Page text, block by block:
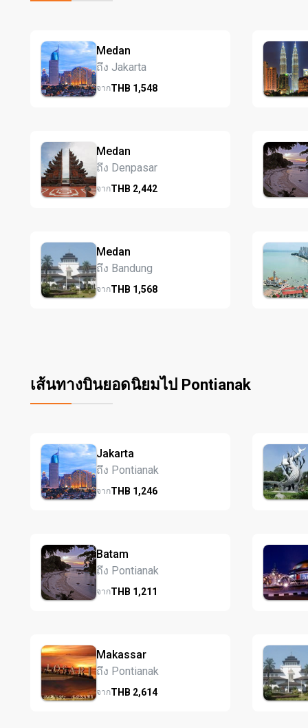
Medan
ถึง Jakarta
จากTHB 1,548
Medan
ถึง Denpasar
จากTHB 2,442
Medan
ถึง Bandung
จากTHB 1,568
เส้นทางบินยอดนิยมไป Pontianak
Jakarta
ถึง Pontianak
จากTHB 1,246
Batam
ถึง Pontianak
จากTHB 1,211
Makassar
ถึง Pontianak
จากTHB 2,614